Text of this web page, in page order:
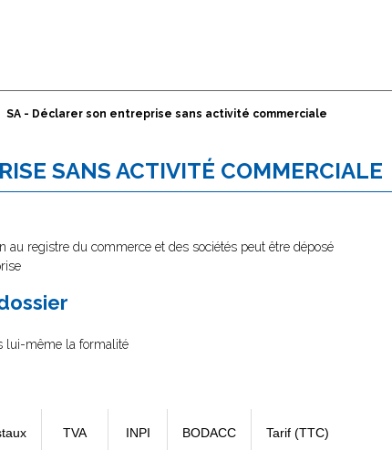
SA - Déclarer son entreprise sans activité commerciale
SANS ACTIVITÉ COMMERCIALE
au registre du commerce et des sociétés peut être déposé
lui-même la formalité
TVA INPI BODACC Tarif (TTC)